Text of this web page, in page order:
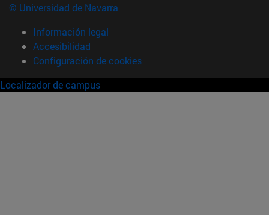
© Universidad de Navarra
Información legal
Accesibilidad
Configuración de cookies
Localizador de campus